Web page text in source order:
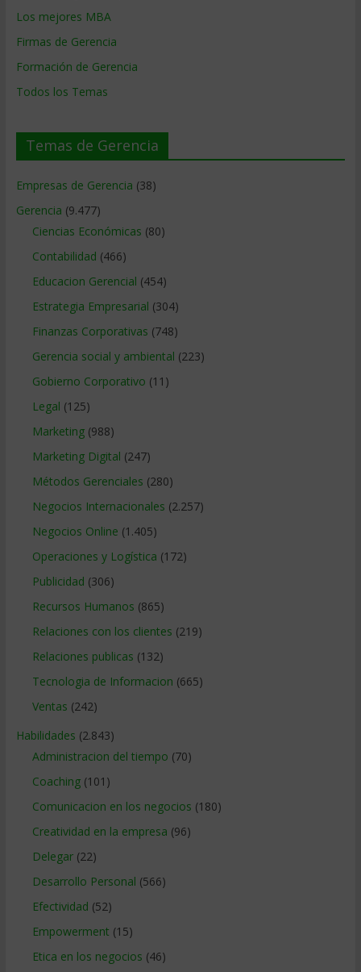
Los mejores MBA
Firmas de Gerencia
Formación de Gerencia
Todos los Temas
Temas de Gerencia
Empresas de Gerencia (38)
Gerencia (9.477)
Ciencias Económicas (80)
Contabilidad (466)
Educacion Gerencial (454)
Estrategia Empresarial (304)
Finanzas Corporativas (748)
Gerencia social y ambiental (223)
Gobierno Corporativo (11)
Legal (125)
Marketing(988)
Marketing Digital (247)
Métodos Gerenciales (280)
Negocios Internacionales (2.257)
Negocios Online (1.405)
Operaciones y Logística (172)
Publicidad (306)
Recursos Humanos (865)
Relaciones con los clientes (219)
Relaciones publicas (132)
Tecnologia de Informacion (665)
Ventas (242)
Habilidades (2.843)
Administracion del tiempo (70)
Coaching(101)
Comunicacion en los negocios (180)
Creatividad en la empresa (96)
Delegar(22)
Desarrollo Personal (566)
Efectividad (52)
Empowerment (15)
Etica en los negocios (46)